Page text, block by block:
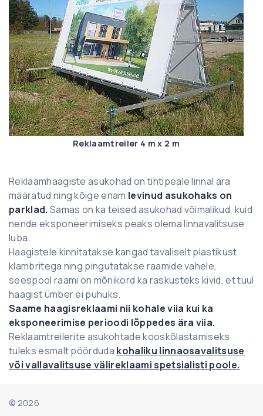
Reklaamtreiler 4 m x 2 m
Reklaamhaagiste asukohad on tihtipeale linnal ära
määratud ning kõige enam levinud asukohaks on
parklad. Samas on ka teised asukohad võimalikud, kuid
nende eksponeerimiseks peaks olema linnavalitsuse
luba.
Haagistele kinnitatakse kangad tavaliselt plastikust
klambritega ning pingutatakse raamide vahele,
seespool raami on mõnikord ka raskusteks kivid, et tuul
haagist ümber ei puhuks.
Saame haagisreklaami nii kohale viia kui ka
eksponeerimise perioodi lõppedes ära viia.
Reklaamtreilerite asukohtade kooskõlastamiseks
tuleks esmalt pöörduda kohaliku linnaosavalitsuse
või vallavalitsuse välireklaami spetsialisti poole.
© 2026